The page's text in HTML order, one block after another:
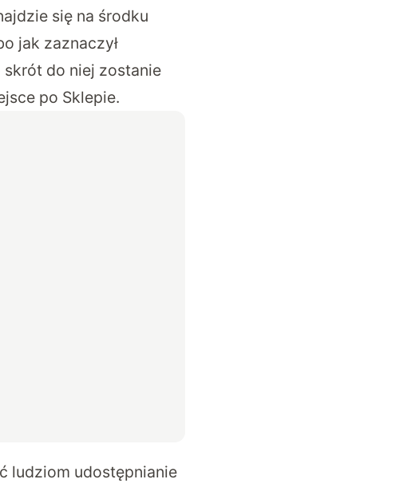
się na środku
jak zaznaczył
do niej zostanie
po Sklepie.
ludziom udostępnianie